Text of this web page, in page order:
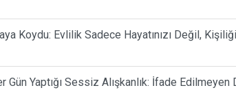
Koydu: Evlilik Sadece Hayatınızı Değil,
Gün Yaptığı Sessiz Alışkanlık: İfade Edilmeyen